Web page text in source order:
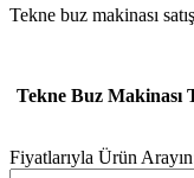
Tekne buz makinası
Tekne Buz Makinası
Fiyatlarıyla Ürün